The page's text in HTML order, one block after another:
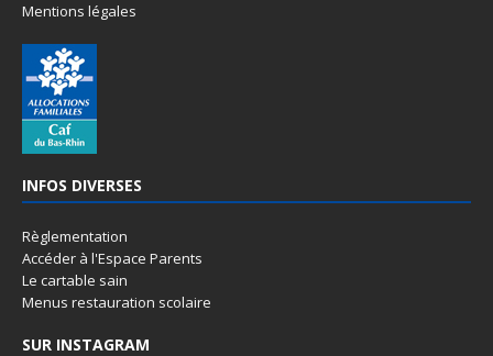
Mentions légales
INFOS DIVERSES
Règlementation
Accéder à l'Espace Parents
Le cartable sain
Menus restauration scolaire
SUR INSTAGRAM